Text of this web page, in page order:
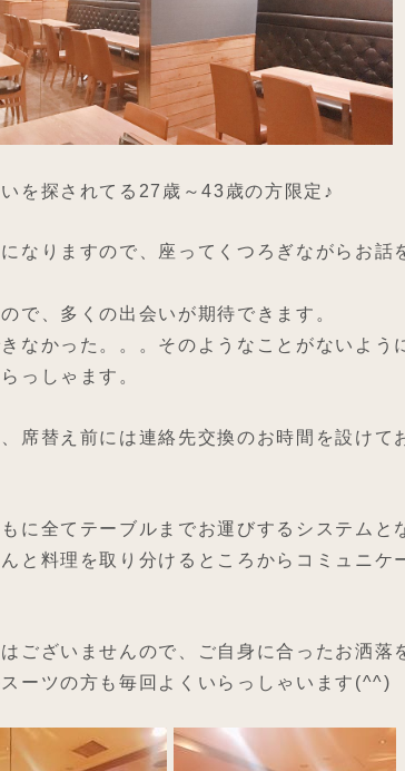
を探されてる27歳～43歳の方限定♪
なりますので、座ってくつろぎながらお話
で、多くの出会いが期待できます。
なかった。。。そのようなことがないよう
っしゃます。
席替え前には連絡先交換のお時間を設けて
に全てテーブルまでお運びするシステムと
と料理を取り分けるところからコミュニケ
ございませんので、ご自身に合ったお洒落
ーツの方も毎回よくいらっしゃいます(^^)